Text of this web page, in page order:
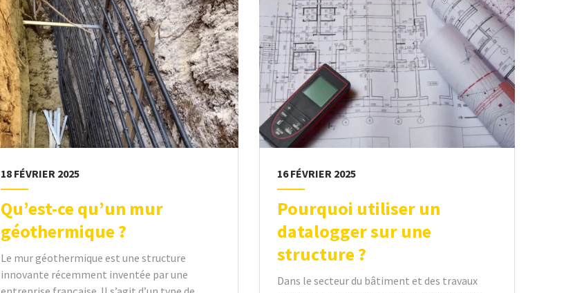
18 FÉVRIER 2025
Qu’est-ce qu’un mur
géothermique ?
Le mur géothermique est une structure
innovante récemment inventée par une
16 FÉVRIER 2025
Pourquoi utiliser un
datalogger sur une
structure ?
Dans le secteur du bâtiment et des travaux